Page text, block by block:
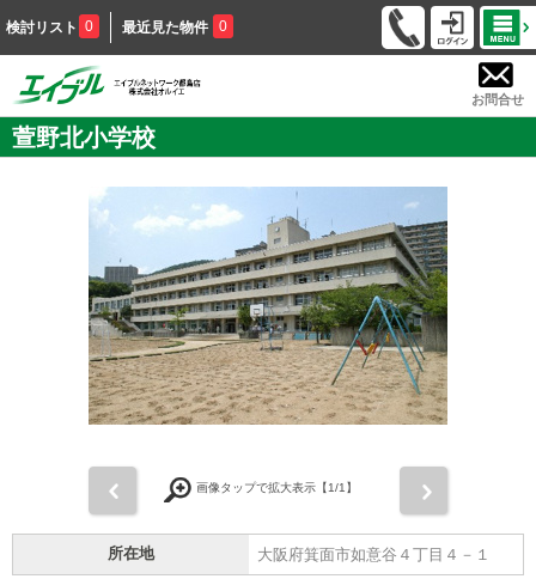
検討リスト 0 最近見た物件 0
お問合せ
萱野北小学校
画像タップで拡大表示【1/1】
所在地 大阪府箕面市如意谷４丁目４－１